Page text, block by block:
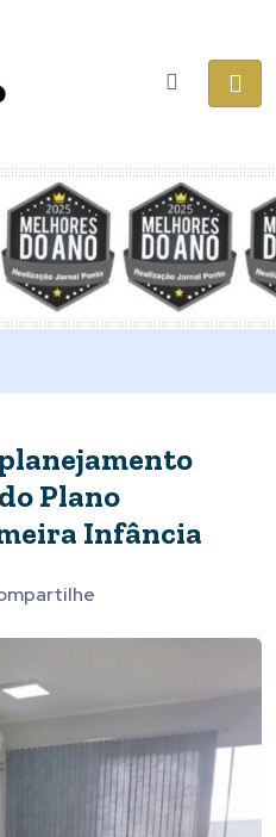
Plano
Infância